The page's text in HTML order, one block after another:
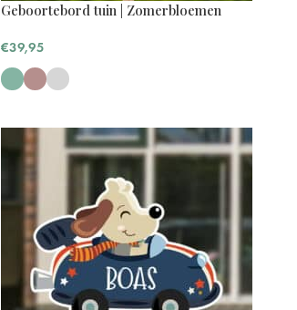
Geboortebord tuin | Zomerbloemen
€39,95